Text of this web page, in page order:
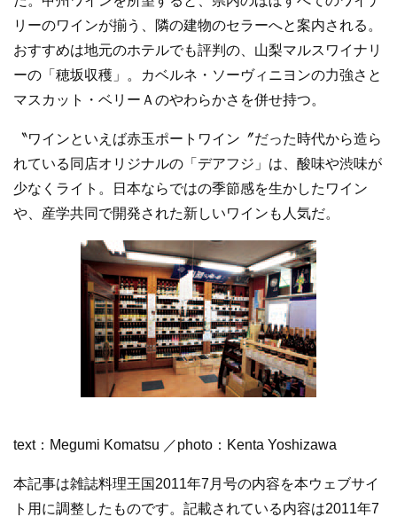
リーのワインが揃う、隣の建物のセラーへと案内される。
おすすめは地元のホテルでも評判の、山梨マルスワイナリ
ーの「穂坂収穫」。カベルネ・ソーヴィニヨンの力強さと
マスカット・ベリーＡのやわらかさを併せ持つ。
〝ワインといえば赤玉ポートワイン〞だった時代から造ら
れている同店オリジナルの「デアフジ」は、酸味や渋味が
少なくライト。日本ならではの季節感を生かしたワイン
や、産学共同で開発された新しいワインも人気だ。
text：Megumi Komatsu ／photo：Kenta Yoshizawa
本記事は雑誌料理王国2011年7月号の内容を本ウェブサイ
ト用に調整したものです。記載されている内容は2011年7